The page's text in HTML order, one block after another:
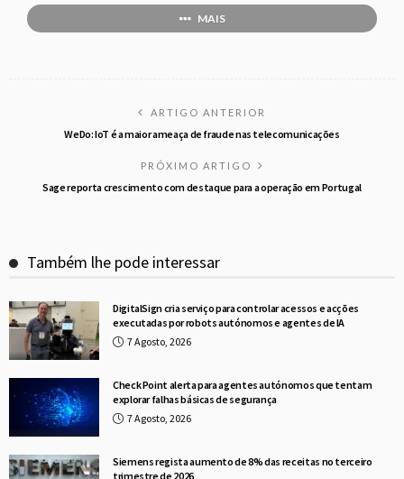
MAIS
ARTIGO ANTERIOR
WeDo: IoT é a maior ameaça de fraude nas telecomunicações
PRÓXIMO ARTIGO
Sage reporta crescimento com destaque para a operação em Portugal
Também lhe pode interessar
DigitalSign cria serviço para controlar acessos e acções
executadas por robots autónomos e agentes de IA
7 Agosto, 2026
Check Point alerta para agentes autónomos que tentam
explorar falhas básicas de segurança
7 Agosto, 2026
Siemens regista aumento de 8% das receitas no terceiro
trimestre de 2026